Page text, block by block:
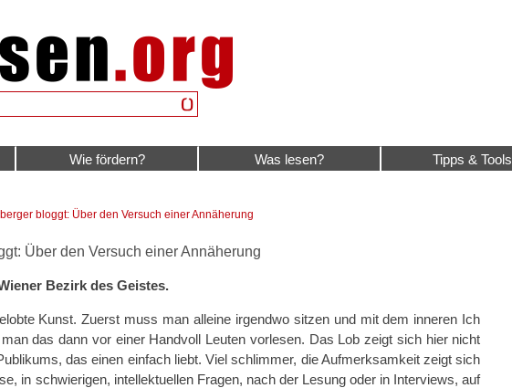
Wie fördern? Was lesen? Tipps & Tools
bloggt: Über den Versuch einer Annäherung
Über den Versuch einer Annäherung
Bezirk des Geistes.
Kunst. Zuerst muss man alleine irgendwo sitzen und mit dem inneren Ich
das dann vor einer Handvoll Leuten vorlesen. Das Lob zeigt sich hier nicht
das einen einfach liebt. Viel schlimmer, die Aufmerksamkeit zeigt sich
in schwierigen, intellektuellen Fragen, nach der Lesung oder in Interviews, auf